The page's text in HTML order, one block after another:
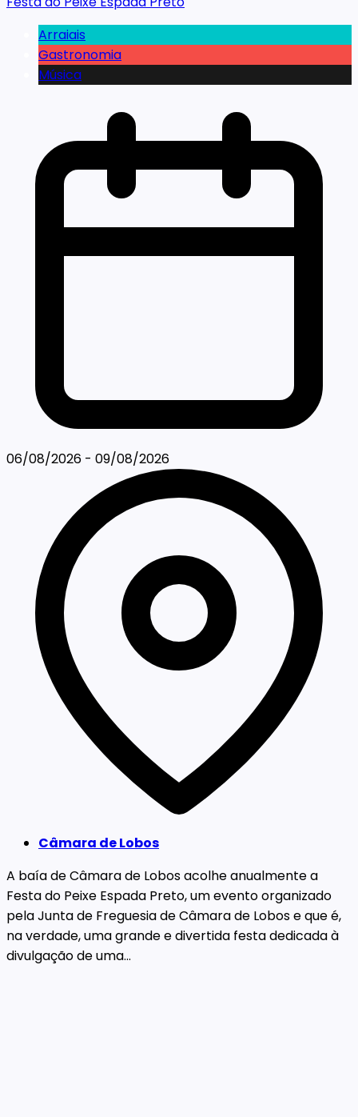
Arraiais
Gastronomia
Música
06/08/2026 - 09/08/2026
Câmara de Lobos
A baía de Câmara de Lobos acolhe anualmente a
Festa do Peixe Espada Preto, um evento organizado
pela Junta de Freguesia de Câmara de Lobos e que é,
na verdade, uma grande e divertida festa dedicada à
divulgação de uma...